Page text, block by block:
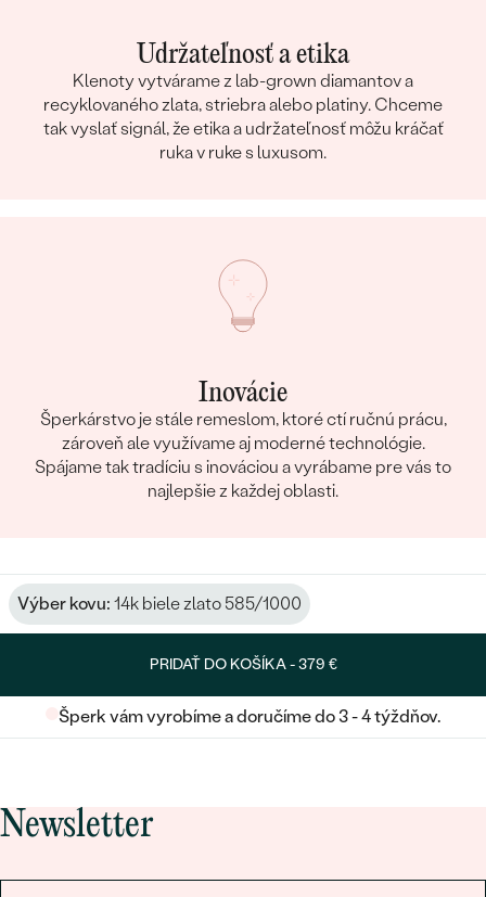
Udržateľnosť a etika
Klenoty vytvárame z lab-grown diamantov a
recyklovaného zlata, striebra alebo platiny. Chceme
tak vyslať signál, že etika a udržateľnosť môžu kráčať
ruka v ruke s luxusom.
Inovácie
Šperkárstvo je stále remeslom, ktoré ctí ručnú prácu,
zároveň ale využívame aj moderné technológie.
Spájame tak tradíciu s inováciou a vyrábame pre vás to
najlepšie z každej oblasti.
Výber kovu: 14k biele zlato 585/1000
PRIDAŤ DO KOŠÍKA -379 €
Šperk vám vyrobíme a doručíme do 3 - 4 týždňov.
Newsletter